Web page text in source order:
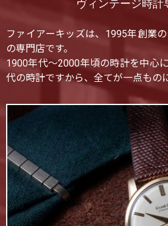
ヴィンテージ時計
ファイアーキッズは、1995年創業
の専門店です。
1900年代〜2000年頃の時計を中心
代の時計ですから、全てが一点もの